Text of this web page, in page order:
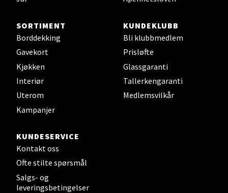
SORTIMENT
Borddekking
Gavekort
Kjøkken
Interiør
Uterom
Kampanjer
KUNDEKLUBB
Bli klubbmedlem
Prisløfte
Glassgaranti
Tallerkengaranti
Medlemsvilkår
KUNDESERVICE
Kontakt oss
Ofte stilte spørsmål
Salgs- og
leveringsbetingelser
Ski Storsenter, Jernbanesvingen 6, 1400 Ski
0 i butikk
Sortland - Sortland Storsenter
Strangata 26, 8400 Sortland
Åpent i dag 10-19
1 i butikk